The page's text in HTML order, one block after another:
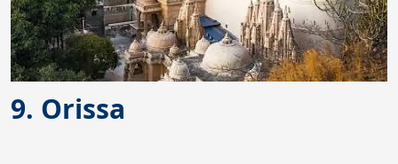
9. Orissa